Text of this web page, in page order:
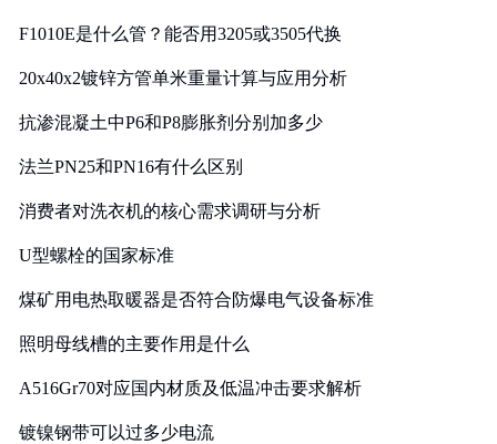
F1010E是什么管？能否用3205或3505代换
20x40x2镀锌方管单米重量计算与应用分析
抗渗混凝土中P6和P8膨胀剂分别加多少
法兰PN25和PN16有什么区别
消费者对洗衣机的核心需求调研与分析
U型螺栓的国家标准
煤矿用电热取暖器是否符合防爆电气设备标准
照明母线槽的主要作用是什么
A516Gr70对应国内材质及低温冲击要求解析
镀镍钢带可以过多少电流